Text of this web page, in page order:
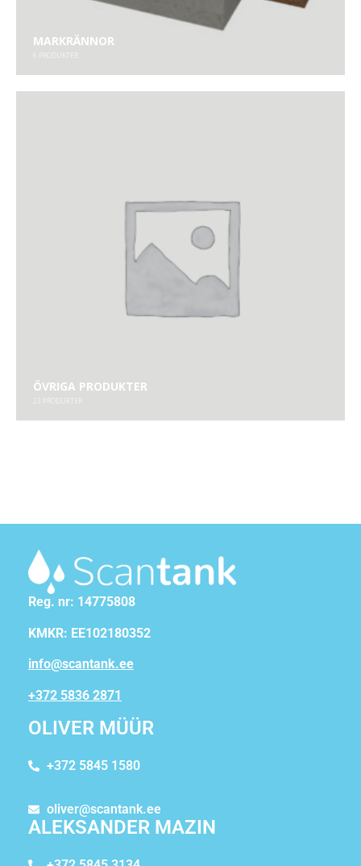
MARKRÄNNOR
ÖVRIGA PRODUKTER
Reg. nr: 14775808
KMKR: EE102180352
info@scantank.ee
+372 5836 2871
OLIVER MÜÜR
+372 5845 1580
oliver@scantank.ee
ALEKSANDER MAZIN